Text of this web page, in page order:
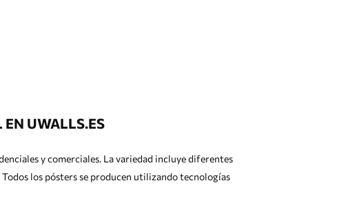
EN UWALLS.ES
y comerciales. La variedad incluye diferentes
los pósters se producen utilizando tecnologías